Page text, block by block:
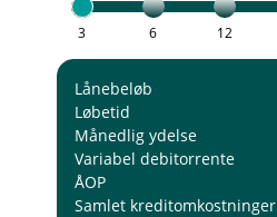
3 6 12
Lånebeløb
Løbetid
Månedlig ydelse
Variabel debitorrente
ÅOP
Samlet kreditomkostninger